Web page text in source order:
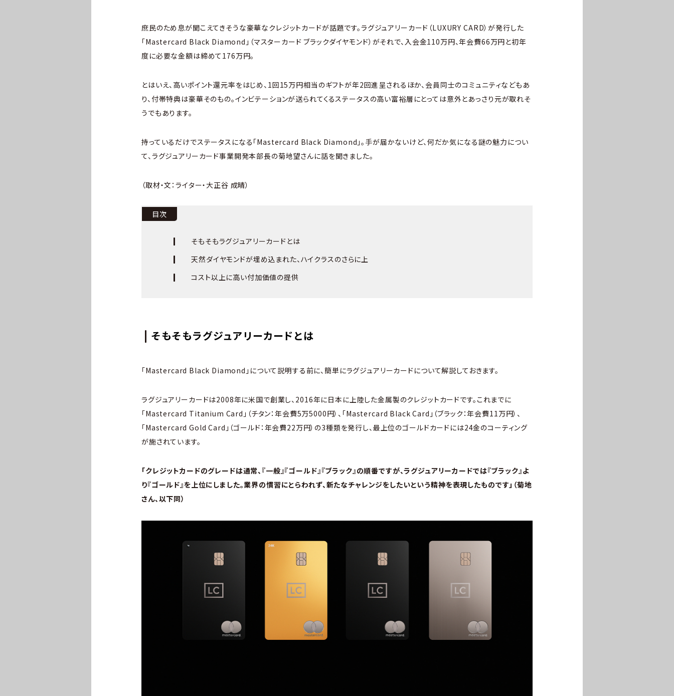
庶民のため息が聞こえてきそうな豪華なクレジットカードが話題です。ラグジュアリーカード（LUXURY CARD）が発行した
「Mastercard Black Diamond」（マスターカード ブラックダイヤモンド）がそれで、入会金110万円、年会費66万円と初年
度に必要な金額は締めて176万円。
とはいえ、高いポイント還元率をはじめ、1回15万円相当のギフトが年2回進呈されるほか、会員同士のコミュニティなどもあ
り、付帯特典は豪華そのもの。インビテーションが送られてくるステータスの高い富裕層にとっては意外とあっさり元が取れそ
うでもあります。
持っているだけでステータスになる「Mastercard Black Diamond」。手が届かないけど、何だか気になる謎の魅力につい
て、ラグジュアリーカード事業開発本部長の菊地望さんに話を聞きました。
（取材・文：ライター・大正谷 成晴）
目次
そもそもラグジュアリーカードとは
天然ダイヤモンドが埋め込まれた、ハイクラスのさらに上
コスト以上に高い付加価値の提供
そもそもラグジュアリーカードとは
「Mastercard Black Diamond」について説明する前に、簡単にラグジュアリーカードについて解説しておきます。
ラグジュアリーカードは2008年に米国で創業し、2016年に日本に上陸した金属製のクレジットカードです。これまでに
「Mastercard Titanium Card」（チタン：年会費5万5000円）、「Mastercard Black Card」（ブラック：年会費11万円）、
「Mastercard Gold Card」（ゴールド：年会費22万円）の3種類を発行し、最上位のゴールドカードには24金のコーティング
が施されています。
「クレジットカードのグレードは通常、『一般』『ゴールド』『ブラック』の順番ですが、ラグジュアリーカードでは『ブラック』よ
り『ゴールド』を上位にしました。業界の慣習にとらわれず、新たなチャレンジをしたいという精神を表現したものです」（菊地
さん、以下同）